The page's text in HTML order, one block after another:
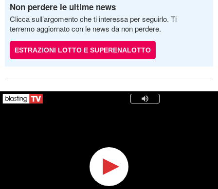
Non perdere le ultime news
Clicca sull’argomento che ti interessa per seguirlo. Ti
terremo aggiornato con le news da non perdere.
ESTRAZIONI LOTTO E SUPERENALOTTO